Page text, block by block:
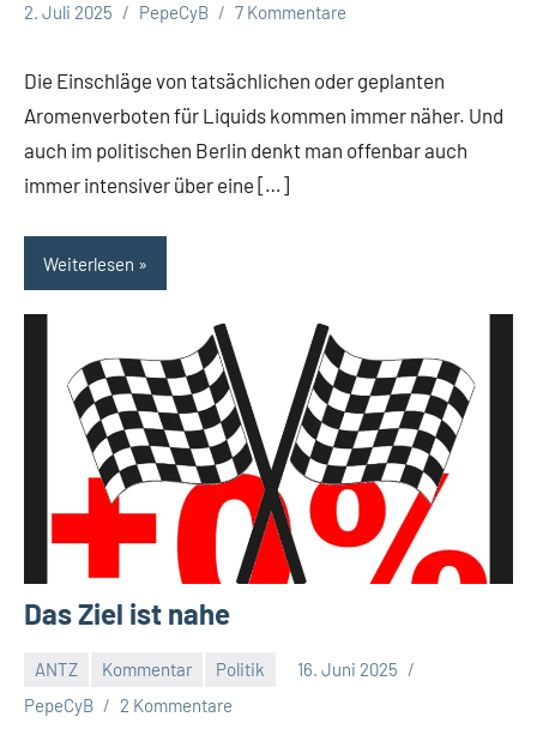
2. Juli 2025
PepeCyB 7 Kommentare
Die Einschläge von tatsächlichen oder geplanten
Aromenverboten für Liquids kommen immer näher. Und
auch im politischen Berlin denkt man offenbar auch
immer intensiver über eine […]
Weiterlesen
Das Ziel ist nahe
ANTZ Kommentar Politik
16. Juni 2025
PepeCyB
2 Kommentare